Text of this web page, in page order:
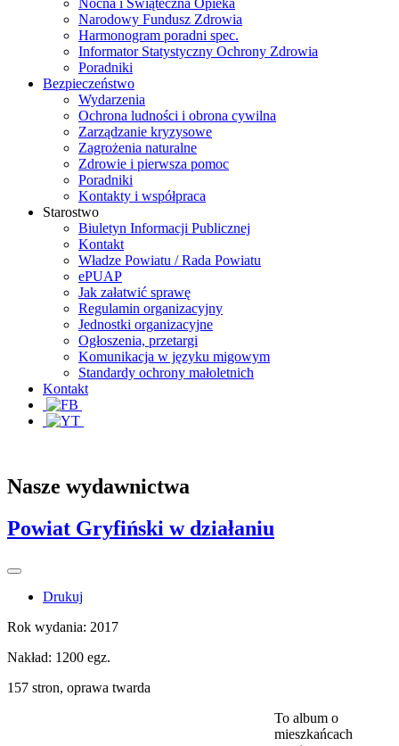
Narodowy Fundusz Zdrowia
Harmonogram poradni spec.
Informator Statystyczny Ochrony Zdrowia
Poradniki
Bezpieczeństwo
Wydarzenia
Ochrona ludności i obrona cywilna
Zarządzanie kryzysowe
Zagrożenia naturalne
Zdrowie i pierwsza pomoc
Poradniki
Kontakty i współpraca
Starostwo
Biuletyn Informacji Publicznej
Kontakt
Władze Powiatu / Rada Powiatu
ePUAP
Jak załatwić sprawę
Regulamin organizacyjny
Jednostki organizacyjne
Ogłoszenia, przetargi
Komunikacja w języku migowym
Standardy ochrony małoletnich
Kontakt
Nasze wydawnictwa
Powiat Gryfiński w działaniu
Drukuj
Rok wydania: 2017
Nakład: 1200 egz.
157 stron, oprawa twarda
To album o
mieszkańcach